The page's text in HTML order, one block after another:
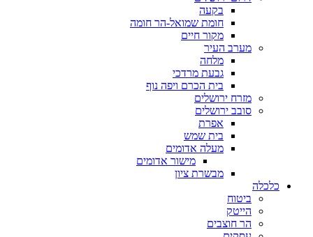
בקעה
חומת שמואל-הר חומה
מקור חיים
מערב העיר
מלחה
גבעת מרדכי
בית הכרם ויפה נוף
מזרח ירושלים
סובב ירושלים
אפרת
בית שמש
מעלה אדומים
מישור אדומים
מבשרת ציון
כלכלה
ביטוח
הייטק
הר חוצבים